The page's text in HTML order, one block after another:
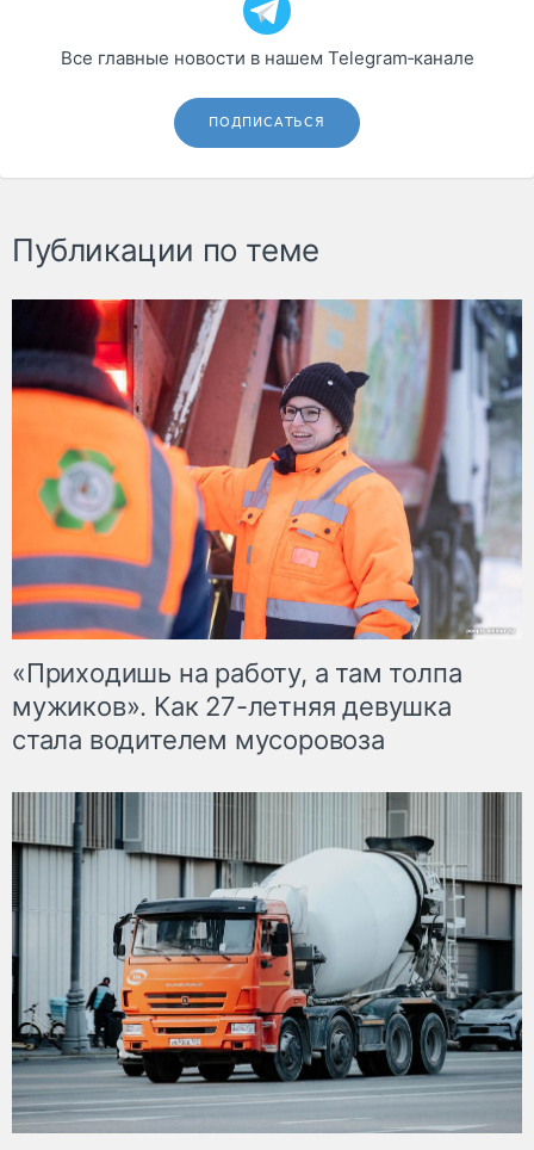
Все главные новости в нашем Telegram‑канале
ПОДПИСАТЬСЯ
Публикации по теме
«Приходишь на работу, а там толпа
мужиков». Как 27-летняя девушка
стала водителем мусоровоза